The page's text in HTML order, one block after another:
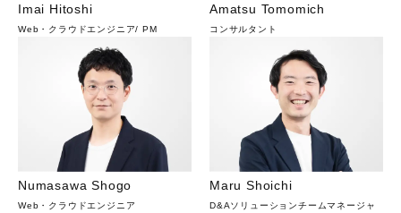
Imai Hitoshi
Web・クラウドエンジニア/PM
Amatsu Tomomich
コンサルタント
Numasawa Shogo
Web・クラウドエンジニア
Maru Shoichi
D&Aソリューションチームマネージャ